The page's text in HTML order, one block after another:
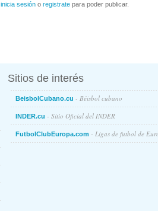
inicia sesión o registrate para poder publicar.
Sitios de interés
BeisbolCubano.cu - Béisbol cubano
INDER.cu - Sitio Oficial del INDER
FutbolClubEuropa.com - Ligas de futbol de